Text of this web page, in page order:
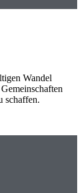
Wandel
schaffen.